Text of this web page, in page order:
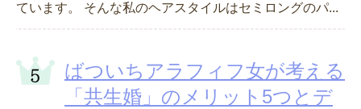
ています。 そんな私のヘアスタイルはセミロングのパ...
ばついちアラフィフ女が考える
「共生婚」のメリット5つとデ